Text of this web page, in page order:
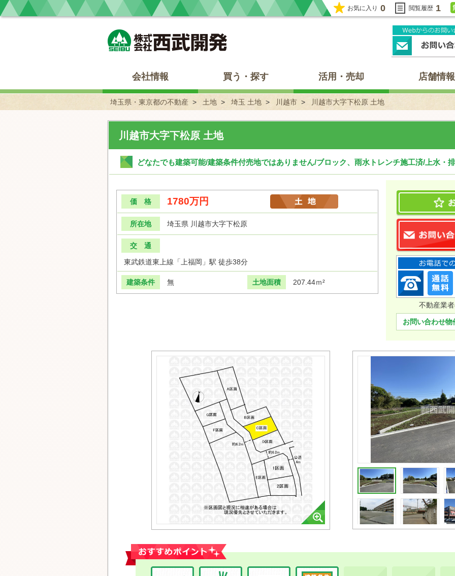
お気に入り 0 閲覧履歴 1
会社情報 買う・探す 活用・売却 店舗情報
埼玉県・東京都の不動産 土地 埼玉 土地 川越市 川越市大字下松原 土地
川越市大字下松原 土地
どなたでも建築可能/建築条件付売地ではありません/ブロック、雨水トレンチ施工済/上水・
価 格 1780万円
所在地 埼玉県 川越市大字下松原
交 通
東武鉄道東上線「上福岡」駅 徒歩38分
建築条件 無 土地面積 207.44ｍ²
不動産業
お問い合わせ物
おすすめポイント